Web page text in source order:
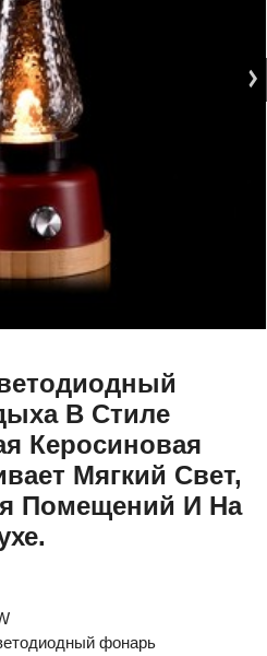
В Стиле
Керосиновая
Мягкий Свет,
Помещений И На
фонарь